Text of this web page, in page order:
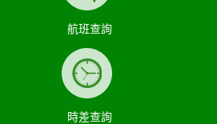
航班查詢
時差查詢